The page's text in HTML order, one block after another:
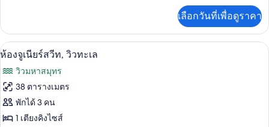
ห้อง
นอน
เกี่ยว
กับ
เพ
เฮา
ส์,
ห้อง
นอน
เลือกวันที่เพื่อดูราคา
เปิด
ภาพถ่าย
ทั้งหมด
ของ
ห้อง
ห้องจูเนียร์สวีท, วิวทะเล | เครื่องนอน
5
ห้องจูเนียร์สวีท, วิวทะเล
วิวมหาสมุทร
38 ตารางเมตร
พักได้ 3 คน
1 เตียงคิงไซส์